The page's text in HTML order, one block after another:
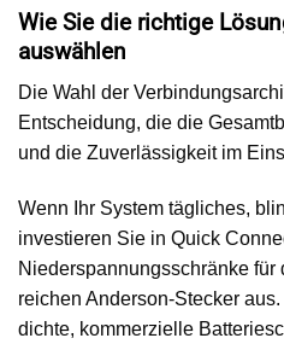
Wie Sie die richtige
auswählen
Die Wahl der
Entscheidung, die die
und die Zuverlässigkeit im
Wenn Ihr System tägliches,
investieren Sie in Quick
Niederspannungsschränke für
reichen Anderson-Stecker
dichte, kommerzielle